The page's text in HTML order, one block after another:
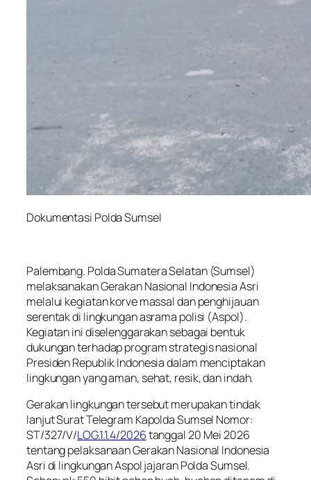
Dokumentasi Polda Sumsel
Palembang. Polda Sumatera Selatan (Sumsel)
melaksanakan Gerakan Nasional Indonesia Asri
melalui kegiatan korve massal dan penghijauan
serentak di lingkungan asrama polisi (Aspol).
Kegiatan ini diselenggarakan sebagai bentuk
dukungan terhadap program strategis nasional
Presiden Republik Indonesia dalam menciptakan
lingkungan yang aman, sehat, resik, dan indah.
Gerakan lingkungan tersebut merupakan tindak
lanjut Surat Telegram Kapolda Sumsel Nomor:
ST/327/V/LOG.1.1.4/2026tanggal 20 Mei 2026
tentang pelaksanaan Gerakan Nasional Indonesia
Asri di lingkungan Aspol jajaran Polda Sumsel.